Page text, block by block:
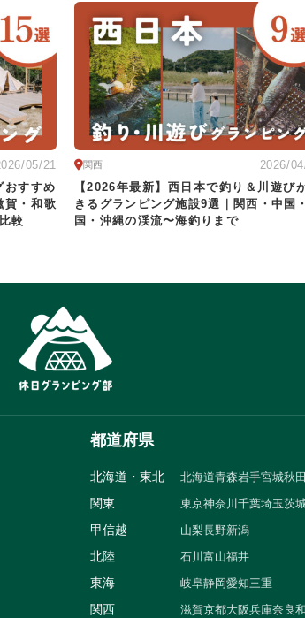
05/21
おすすめ
賀・和歌
較
2026/
関西
【2026年最新】西日本で釣り＆川遊び
きるグランピング施設9選｜関西・中国
国・沖縄の渓流〜海釣りまで
都道府県
北海道・東北 北海道青森岩手宮城秋田
関東 東京神奈川 千葉埼玉茨
甲信越 山梨長野新潟
北陸 石川 富山福井
東海 岐阜静岡愛知三重
関西 滋賀京都大阪兵庫奈良